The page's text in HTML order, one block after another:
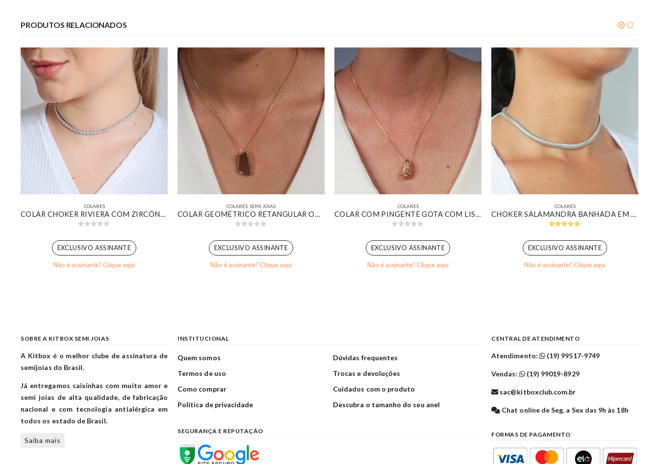
PRODUTOS RELACIONADOS
COLARES
COLAR CHOKER RIVIERA COM ZIRCÔNIAS CRISTAL BANHADO EM OURO BRANCO
EXCLUSIVO ASSINANTE
Não é assinante? Clique aqui
COLARES SEMI JOIAS
COLAR GEOMÉTRICO RETANGULAR ORGÂNICO RESINADO MARROM BANHADO EM OURO 18K
EXCLUSIVO ASSINANTE
Não é assinante? Clique aqui
COLARES
COLAR COM PINGENTE GOTA COM LISTRAS CRAVEJADA BANHADO EM OURO 18K
EXCLUSIVO ASSINANTE
Não é assinante? Clique aqui
COLARES
CHOKER SALAMANDRA BANHADA EM OURO BRANCO
EXCLUSIVO ASSINANTE
Não é assinante? Clique aqui
SOBRE A KITBOX SEMI JOIAS
A Kitbox é o melhor clube de assinatura de
semijoias do Brasil.
Já entregamos caixinhas com muito amor e
semi joias de alta qualidade, de fabricação
nacional e com tecnologia antialérgica em
todos os estado de Brasil.
Saiba mais
INSTITUCIONAL
Quem somos
Termos de uso
Como comprar
Política de privacidade
Dúvidas frequentes
Trocas e devoluções
Cuidados com o produto
Descubra o tamanho do seu anel
SEGURANÇA E REPUTAÇÃO
CENTRAL DE ATENDIMENTO
Atendimento: (19) 99517-9749
Vendas: (19) 99019-8929
sac@kitboxclub.com.br
Chat online de Seg. a Sex das 9h às 18h
FORMAS DE PAGAMENTO